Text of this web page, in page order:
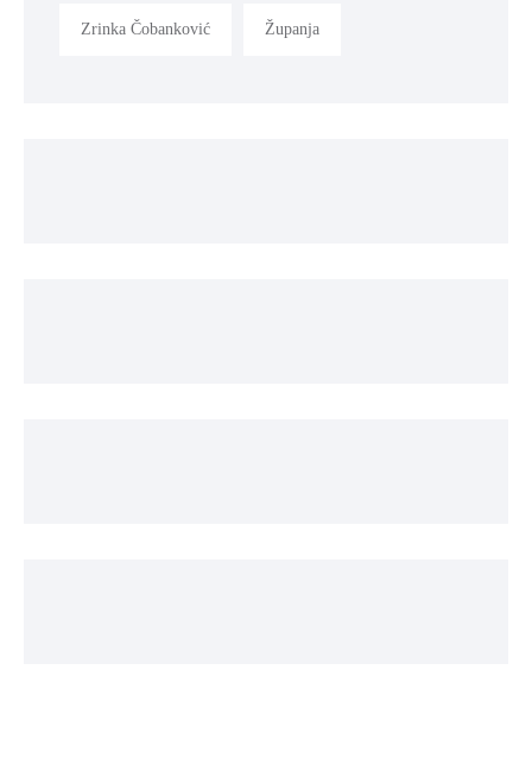
Zrinka Čobanković Županja